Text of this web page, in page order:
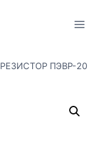
РЕЗИСТОР ПЭВР-20